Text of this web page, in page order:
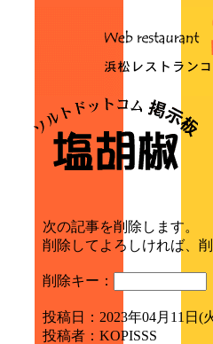
次の記事を削除します。
削除してよろしければ、
削除キー：
投稿日 ： 2023年04月11日(
投稿者 ： KOPISSS